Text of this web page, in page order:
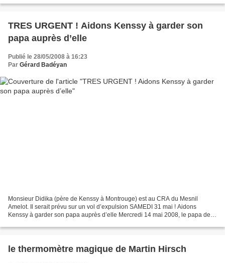
TRES URGENT ! Aidons Kenssy à garder son
papa auprès d’elle
Publié le 28/05/2008 à 16:23
Par Gérard Badéyan
Monsieur Didika (père de Kenssy à Montrouge) est au CRA du Mesnil
Amelot. Il serait prévu sur un vol d’expulsion SAMEDI 31 mai ! Aidons
Kenssy à garder son papa auprès d’elle Mercredi 14 mai 2008, le papa de
le thermomètre magique de Martin Hirsch